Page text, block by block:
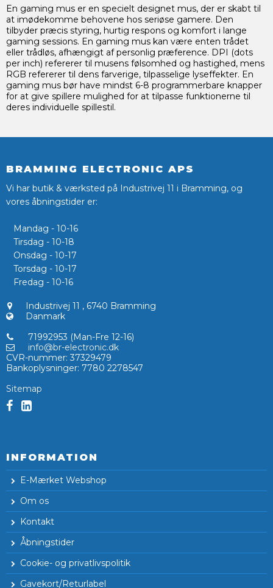
En gaming mus er en specielt designet mus, der er skabt til
at imødekomme behovene hos seriøse gamere. Den
tilbyder præcis styring, hurtig respons og komfort i lange
gaming sessions. En gaming mus kan være enten trådet
eller trådløs, afhængigt af personlig præference. DPI (dots
per inch) refererer til musens følsomhed og hastighed, mens
RGB refererer til dens farverige, tilpasselige lyseffekter. En
gaming mus bør have mindst 6-8 programmerbare knapper
for at give spillere mulighed for at tilpasse funktionerne til
deres individuelle spillestil.
BRAMMING ELECTRONIC APS
Vi har butik & værksted på Industrivej 11 i Bramming, og
vores åbningstider er:
Mandag - 10-16
Tirsdag - 10-18
Onsdag - 10-17
Torsdag - 10-17
Fredag - 10-16
Industrivej 11 , 6740 Bramming
Danmark
71992953 (Man-Fre 12-16)
info@br-electronic.dk
CVR-nummer: 37329479
Bankoplysninger: 7780 2278547
Sitemap
INFORMATION
E-Mærket Webshop
Om os
Kontakt
Åbningstider
Cookie- og privatlivspolitik
Gavekort/Returlabel